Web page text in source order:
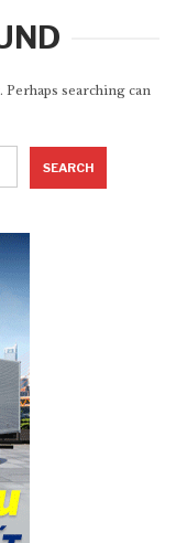
Perhaps searching can